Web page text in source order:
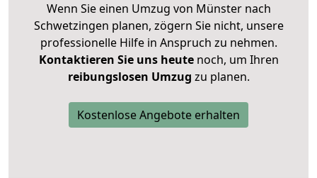
Wenn Sie einen Umzug von Münster nach
Schwetzingen planen, zögern Sie nicht, unsere
professionelle Hilfe in Anspruch zu nehmen.
Kontaktieren Sie uns heutenoch, um Ihren
reibungslosen Umzug zu planen.
Kostenlose Angebote erhalten